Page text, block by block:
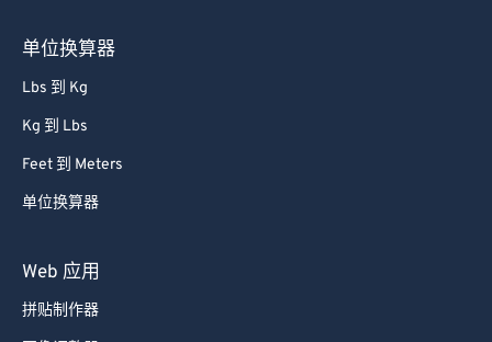
单位换算器
Lbs 到 Kg
Kg 到 Lbs
Feet 到 Meters
单位换算器
Web 应用
拼贴制作器